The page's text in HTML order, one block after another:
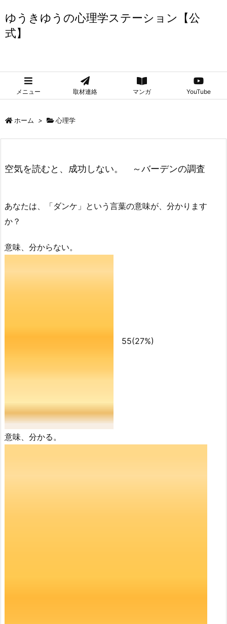
ゆうきゆうの心理学ステーション【公
式】
メニュー 取材連絡 マンガ YouTube
ホーム > 心理学
空気を読むと、成功しない。 ～バーデンの調査
あなたは、「ダンケ」という言葉の意味が、分かります
か？
意味、分からない。
55(27%)
意味、分かる。